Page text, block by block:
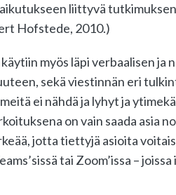
liittyvä
Hofstede, 2010.)
myös läpi verbaalisen
sekä viestinnän eri
ei nähdä ja lyhyt ja
on vain saada asia
jotta tiettyjä asioita
tai Zoom’issa –